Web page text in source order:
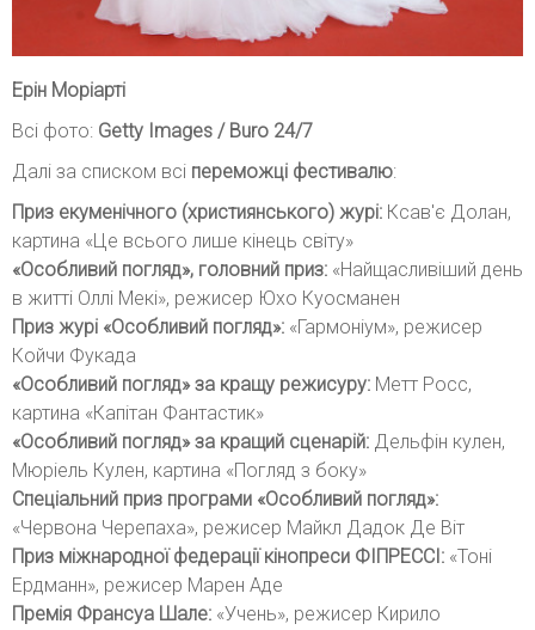
Ерін Моріарті
Всі фото: Getty Images / Buro 24/7
Далі за списком всі переможці фестивалю:
Приз екуменічного (християнського) журі: Ксав'є Долан,
картина «Це всього лише кінець світу»
«Особливий погляд», головний приз: «Найщасливіший день
в житті Оллі Мекі», режисер Юхо Куосманен
Приз журі «Особливий погляд»: «Гармоніум», режисер
Койчи Фукада
«Особливий погляд» за кращу режисуру: Метт Росс,
картина «Капітан Фантастик»
«Особливий погляд» за кращий сценарій: Дельфін кулен,
Мюріель Кулен, картина «Погляд з боку»
Спеціальний приз програми «Особливий погляд»:
«Червона Черепаха», режисер Майкл Дадок Де Віт
Приз міжнародної федерації кінопреси ФІПРЕССІ: «Тоні
Ердманн», режисер Марен Аде
Премія Франсуа Шале: «Учень», режисер Кирило